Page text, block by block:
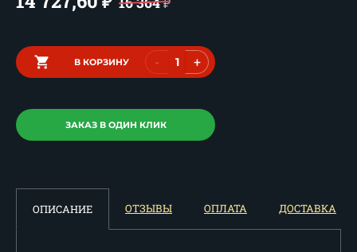
В КОРЗИНУ - +
ЗАКАЗ В ОДИН КЛИК
ОПИСАНИЕ ОТЗЫВЫ ОПЛАТА ДОСТАВКА